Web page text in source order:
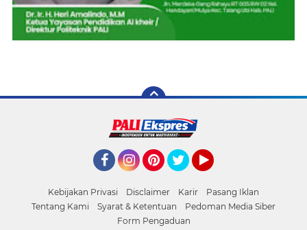
Kebijakan Privasi Disclaimer Karir
Pasang Iklan
Tentang Kami
Syarat & Ketentuan
Pedoman Media Siber
Form Pengaduan